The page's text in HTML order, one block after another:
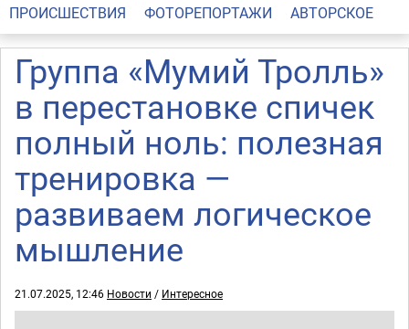
ПРОИСШЕСТВИЯ
ФОТОРЕПОРТАЖИ АВТОРСКОЕ
Группа «Мумий Тролль»
в перестановке спичек
полный ноль: полезная
тренировка —
развиваем логическое
мышление
21.07.2025, 12:46 Новости / Интересное